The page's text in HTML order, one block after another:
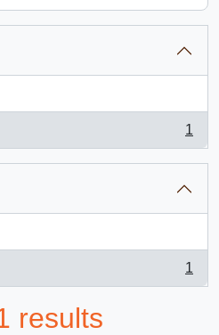
1
1
results